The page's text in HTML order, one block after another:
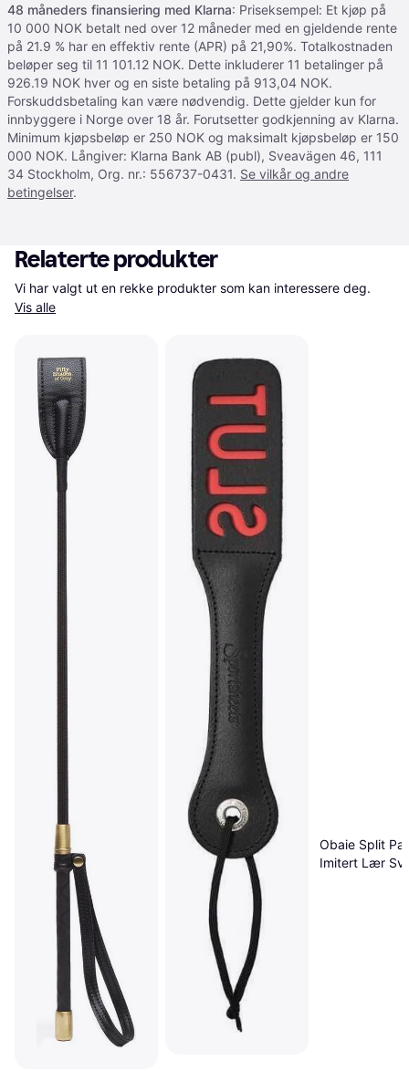
48 måneders finansiering med Klarna: Priseksempel: Et kjøp på
10 000 NOK betalt ned over 12 måneder med en gjeldende rente
på 21.9 % har en effektiv rente (APR) på 21,90%. Totalkostnaden
beløper seg til 11 101.12 NOK. Dette inkluderer 11 betalinger på
926.19 NOK hver og en siste betaling på 913,04 NOK.
Forskuddsbetaling kan være nødvendig. Dette gjelder kun for
innbyggere i Norge over 18 år. Forutsetter godkjenning av Klarna.
Minimum kjøpsbeløp er 250 NOK og maksimalt kjøpsbeløp er 150
000 NOK. Långiver: Klarna Bank AB (publ), Sveavägen 46, 111
34 Stockholm, Org. nr.: 556737-0431. Se vilkår og andre
betingelser.
Relaterte produkter
Vis alle
Obaie Split
Imitert Lær